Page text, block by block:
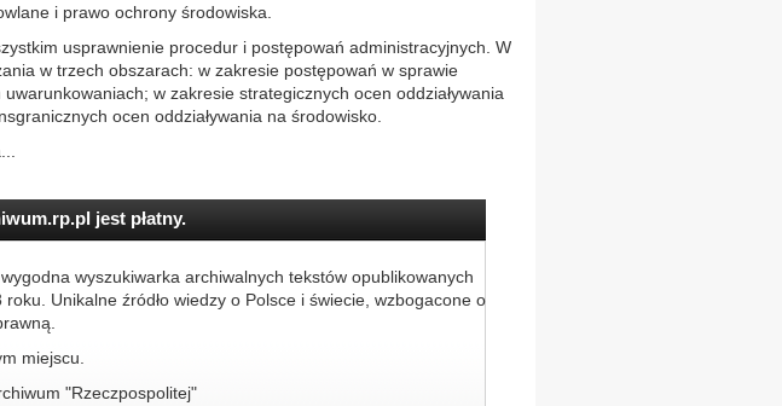
i prawo ochrony środowiska.
usprawnienie procedur i postępowań administracyjnych. W
w trzech obszarach: w zakresie postępowań w sprawie
w zakresie strategicznych ocen oddziaływania
ocen oddziaływania na środowisko.
jest płatny.
wyszukiwarka archiwalnych tekstów opublikowanych
roku. Unikalne źródło wiedzy o Polsce i świecie, wzbogacone o
miejscu.
"Rzeczpospolitej"